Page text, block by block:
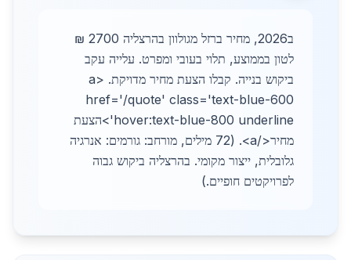
ב2026, מחיר ברזל מגולוון בהרצליה 2700 ₪
לטון בממוצע, תלוי בעובי ומפרט. עלייה עקב
ביקוש בנייה. קבלו הצעת מחיר מדויקת. <a
href='/quote' class='text-blue-600
hover:text-blue-800 underline'>הצעת
מחיר</a>. (72 מילים, מורחב: גורמים: אנרגיה
גלובלית, ייצור מקומי. בהרצליה ביקוש גבוה
לפרויקטים חופיים.)